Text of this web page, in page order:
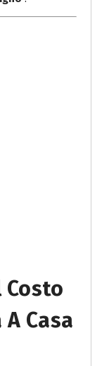
Costo
Casa